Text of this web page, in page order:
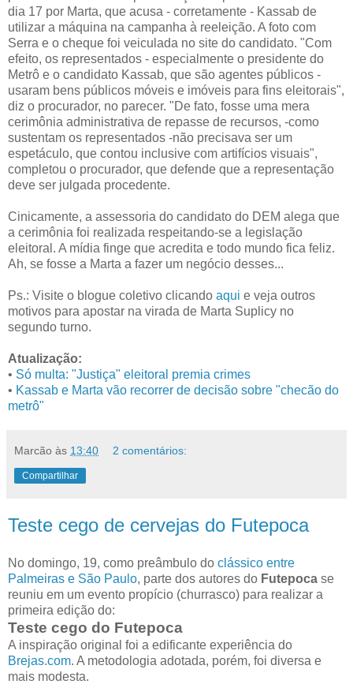
dia 17 por Marta, que acusa - corretamente - Kassab de
utilizar a máquina na campanha à reeleição. A foto com
Serra e o cheque foi veiculada no site do candidato. "Com
efeito, os representados - especialmente o presidente do
Metrô e o candidato Kassab, que são agentes públicos -
usaram bens públicos móveis e imóveis para fins eleitorais",
diz o procurador, no parecer. "De fato, fosse uma mera
cerimônia administrativa de repasse de recursos, -como
sustentam os representados -não precisava ser um
espetáculo, que contou inclusive com artifícios visuais",
completou o procurador, que defende que a representação
deve ser julgada procedente.
Cinicamente, a assessoria do candidato do DEM alega que
a cerimônia foi realizada respeitando-se a legislação
eleitoral. A mídia finge que acredita e todo mundo fica feliz.
Ah, se fosse a Marta a fazer um negócio desses...
Ps.: Visite o blogue coletivo clicando aqui e veja outros
motivos para apostar na virada de Marta Suplicy no
segundo turno.
Atualização:
• Só multa: "Justiça" eleitoral premia crimes
• Kassab e Marta vão recorrer de decisão sobre "checão do
metrô"
Marcão às 13:40 2 comentários:
Compartilhar
Teste cego de cervejas do Futepoca
No domingo, 19, como preâmbulo do clássico entre
Palmeiras e São Paulo, parte dos autores do Futepoca se
reuniu em um evento propício (churrasco) para realizar a
primeira edição do:
Teste cego do Futepoca
A inspiração original foi a edificante experiência do
Brejas.com. A metodologia adotada, porém, foi diversa e
mais modesta.